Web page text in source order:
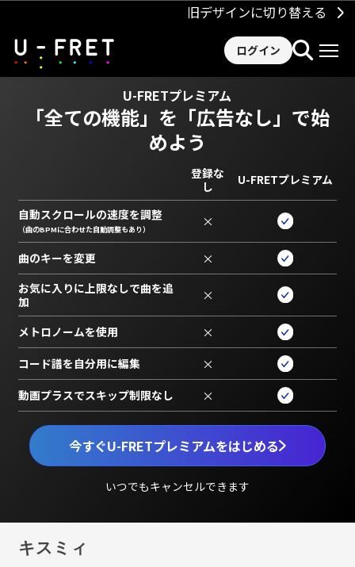
旧デザインに切り替える
ログイン
U-FRETプレミアム
「全ての機能」を 「広告なし」で始
めよう
今すぐU-FRETプレミアムをはじめる
いつでもキャンセルできます
登録な
し
U-FRETプレミアム
自動スクロールの速度を調整
（曲のBPMに合わせた自動調整もあり） ×
曲のキーを変更 ×
お気に入りに上限なしで曲を追
加
×
メトロノームを使用 ×
コード譜を自分用に編集 ×
動画プラスでスキップ制限なし ×
キスミィ